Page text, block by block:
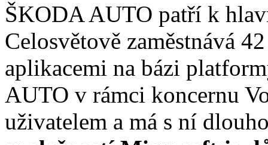
ŠKODA AUTO patří k
Celosvětově zaměstnává
aplikacemi na bázi
AUTO v rámci koncernu
uživatelem a má s ní